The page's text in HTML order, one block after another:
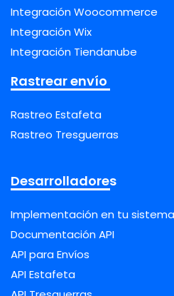
Integración Woocommerce
Integración Wix
Integración Tiendanube
Rastrear envío
Rastreo Estafeta
Rastreo Tresguerras
Desarrolladores
Implementación en tu sistema
Documentación API
API para Envíos
API Estafeta